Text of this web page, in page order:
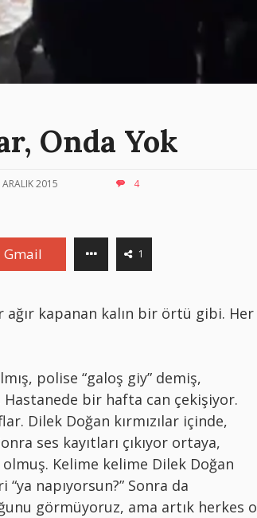
Onda Yok
2015 4
Gmail 1
ağır kapanan kalın bir örtü gibi. Her
polise “galoş giy” demiş,
Hastanede bir hafta can çekişiyor.
Dilek Doğan kırmızılar içinde,
ses kayıtları çıkıyor ortaya,
Kelime kelime Dilek Doğan
napıyorsun?” Sonra da
görmüyoruz, ama artık herkes o